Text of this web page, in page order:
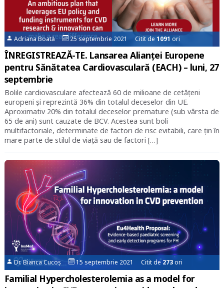
Adriana Boată 25 septembrie 2021 Citit de1091 ori
ÎNREGISTREAZĂ-TE. Lansarea Alianței Europene
pentru Sănătatea Cardiovasculară (EACH) – luni, 27
septembrie
Bolile cardiovasculare afectează 60 de milioane de cetățeni
europeni și reprezintă 36% din totalul deceselor din UE.
Aproximativ 20% din totalul deceselor premature (sub vârsta de
65 de ani) sunt cauzate de BCV. Acestea sunt boli
multifactoriale, determinate de factori de risc evitabili, care țin în
mare parte de stilul de viață sau de factori […]
Dr. Bianca Cucoș 15 septembrie 2021 Citit de273ori
Familial Hypercholesterolemia as a model for